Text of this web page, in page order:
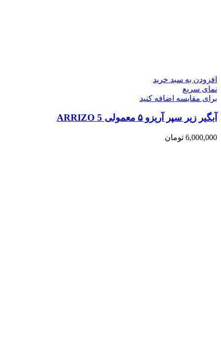
افزودن به سبد خرید
نمای سریع
برای مقایسه اضافه کنید
آبگیر زیر سپر آریزو ۵ معمولی ARRIZO 5
6,000,000 تومان